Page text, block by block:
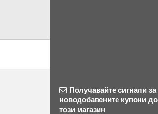
Получавайте сигнали за
новодобавените купони до
този магазин